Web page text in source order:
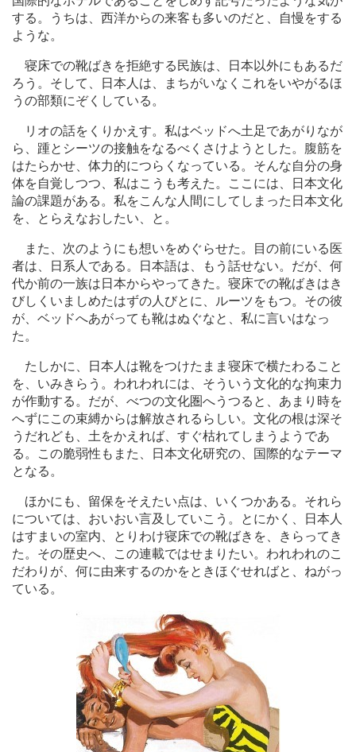
する。うちは、西洋からの来客も多いのだと、自慢をする
ような。
寝床での靴ばきを拒絶する民族は、日本以外にもあるだ
ろう。そして、日本人は、まちがいなくこれをいやがるほ
うの部類にぞくしている。
リオの話をくりかえす。私はベッドへ土足であがりなが
ら、踵とシーツの接触をなるべくさけようとした。腹筋を
はたらかせ、体力的につらくなっている。そんな自分の身
体を自覚しつつ、私はこうも考えた。ここには、日本文化
論の課題がある。私をこんな人間にしてしまった日本文化
を、とらえなおしたい、と。
また、次のようにも想いをめぐらせた。目の前にいる医
者は、日系人である。日本語は、もう話せない。だが、何
代か前の一族は日本からやってきた。寝床での靴ばきはき
びしくいましめたはずの人びとに、ルーツをもつ。その彼
が、ベッドへあがっても靴はぬぐなと、私に言いはなっ
た。
たしかに、日本人は靴をつけたまま寝床で横たわること
を、いみきらう。われわれには、そういう文化的な拘束力
が作動する。だが、べつの文化圏へうつると、あまり時を
へずにこの束縛からは解放されるらしい。文化の根は深そ
うだれども、土をかえれば、すぐ枯れてしまうようであ
る。この脆弱性もまた、日本文化研究の、国際的なテーマ
となる。
ほかにも、留保をそえたい点は、いくつかある。それら
については、おいおい言及していこう。とにかく、日本人
はすまいの室内、とりわけ寝床での靴ばきを、きらってき
た。その歴史へ、この連載ではせまりたい。われわれのこ
だわりが、何に由来するのかをときほぐせればと、ねがっ
ている。